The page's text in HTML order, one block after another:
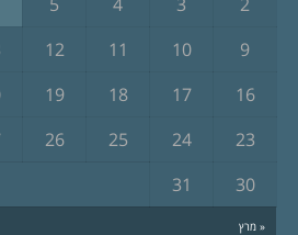
« מרץ
9
10
11
12
16
17
18
19
23
24
25
26
30
31